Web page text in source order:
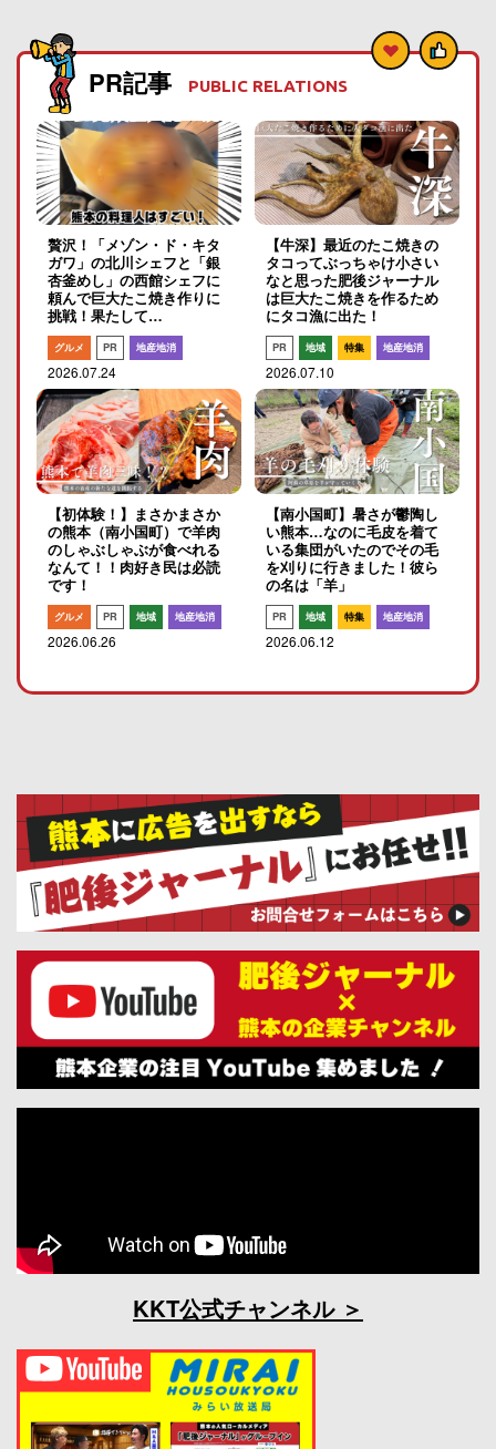
PR記事 PUBLIC RELATIONS
贅沢！「メゾン・ド・キタ
ガワ」の北川シェフと「銀
杏釜めし」の西館シェフに
頼んで巨大たこ焼き作りに
挑戦！果たして…
グルメ PR 地産地消
2026.07.24
【牛深】最近のたこ焼きの
タコってぶっちゃけ小さい
なと思った肥後ジャーナル
は巨大たこ焼きを作るため
にタコ漁に出た！
PR 地域 特集 地産地消
2026.07.10
【初体験！】まさかまさか
の熊本（南小国町）で羊肉
のしゃぶしゃぶが食べれる
なんて！！肉好き民は必読
です！
グルメ PR 地域 地産地消
2026.06.26
【南小国町】暑さが鬱陶し
い熊本…なのに毛皮を着て
いる集団がいたのでその毛
を刈りに行きました！彼ら
の名は「羊」
PR 地域 特集 地産地消
2026.06.12
KKT公式チャンネル